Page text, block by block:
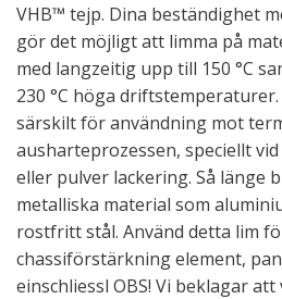
VHB™ tejp. Dina beständighet
gör det möjligt att limma på
med langzeitig upp till 150 °C
230 °C höga
särskilt för användning mot
ausharteprozessen, speciellt
eller pulver lackering. Så länge
metalliska material som
rostfritt stål. Använd detta lim
chassiförstärkning element,
einschliessl OBS! Vi beklagar